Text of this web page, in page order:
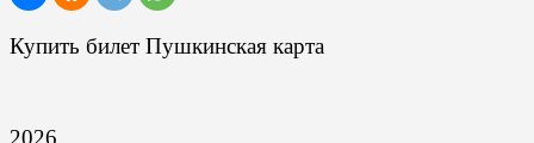
Купить билет Пушкинская карта
2026